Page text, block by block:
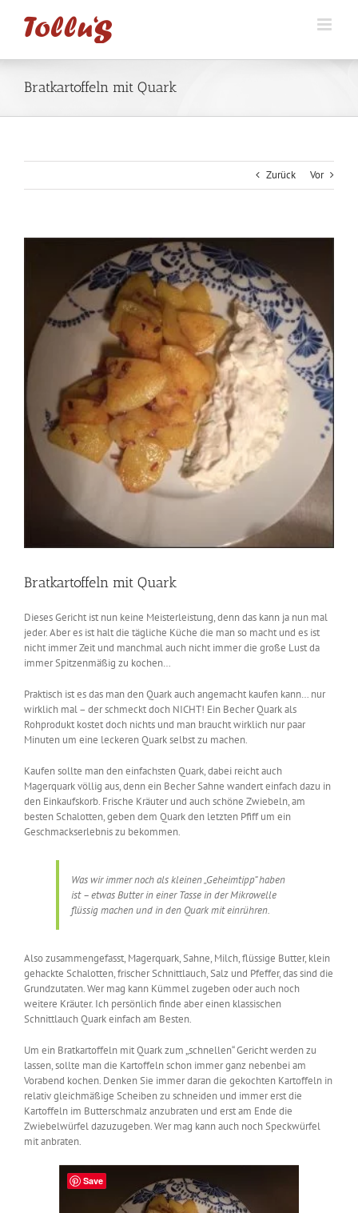
Inhalt
springen
Bratkartoffeln mit Quark
Zurück Vor
Bratkartoffeln mit Quark
Dieses Gericht ist nun keine Meisterleistung, denn das kann ja nun mal
jeder. Aber es ist halt die tägliche Küche die man so macht und es ist
nicht immer Zeit und manchmal auch nicht immer die große Lust da
immer Spitzenmäßig zu kochen…
Praktisch ist es das man den Quark auch angemacht kaufen kann… nur
wirklich mal – der schmeckt doch NICHT! Ein Becher Quark als
Rohprodukt kostet doch nichts und man braucht wirklich nur paar
Minuten um eine leckeren Quark selbst zu machen.
Kaufen sollte man den einfachsten Quark, dabei reicht auch
Magerquark völlig aus, denn ein Becher Sahne wandert einfach dazu in
den Einkaufskorb. Frische Kräuter und auch schöne Zwiebeln, am
besten Schalotten, geben dem Quark den letzten Pfiff um ein
Geschmackserlebnis zu bekommen.
Was wir immer noch als kleinen „Geheimtipp“ haben
ist – etwas Butter in einer Tasse in der Mikrowelle
flüssig machen und in den Quark mit einrühren.
Also zusammengefasst, Magerquark, Sahne, Milch, flüssige Butter, klein
gehackte Schalotten, frischer Schnittlauch, Salz und Pfeffer, das sind die
Grundzutaten. Wer mag kann Kümmel zugeben oder auch noch
weitere Kräuter. Ich persönlich finde aber einen klassischen
Schnittlauch Quark einfach am Besten.
Um ein Bratkartoffeln mit Quark zum „schnellen“ Gericht werden zu
lassen, sollte man die Kartoffeln schon immer ganz nebenbei am
Vorabend kochen. Denken Sie immer daran die gekochten Kartoffeln in
relativ gleichmäßige Scheiben zu schneiden und immer erst die
Kartoffeln im Butterschmalz anzubraten und erst am Ende die
Zwiebelwürfel dazuzugeben. Wer mag kann auch noch Speckwürfel
mit anbraten.
Save